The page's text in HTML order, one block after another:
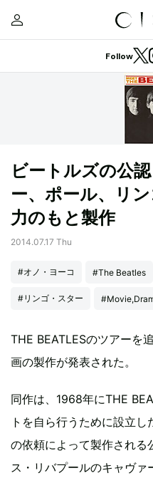
Follow
ビートルズの公
ー、ポール、リ
力のもと製作
2014.07.17 Thu
#オノ・ヨーコ #The Beatles
#リンゴ・スター
THE BEATLESのツアーを
画の製作が発表された。
同作は、1968年にTHE
トを自ら行うために設立
の依頼によって製作される
ス・リバプールのキャヴ